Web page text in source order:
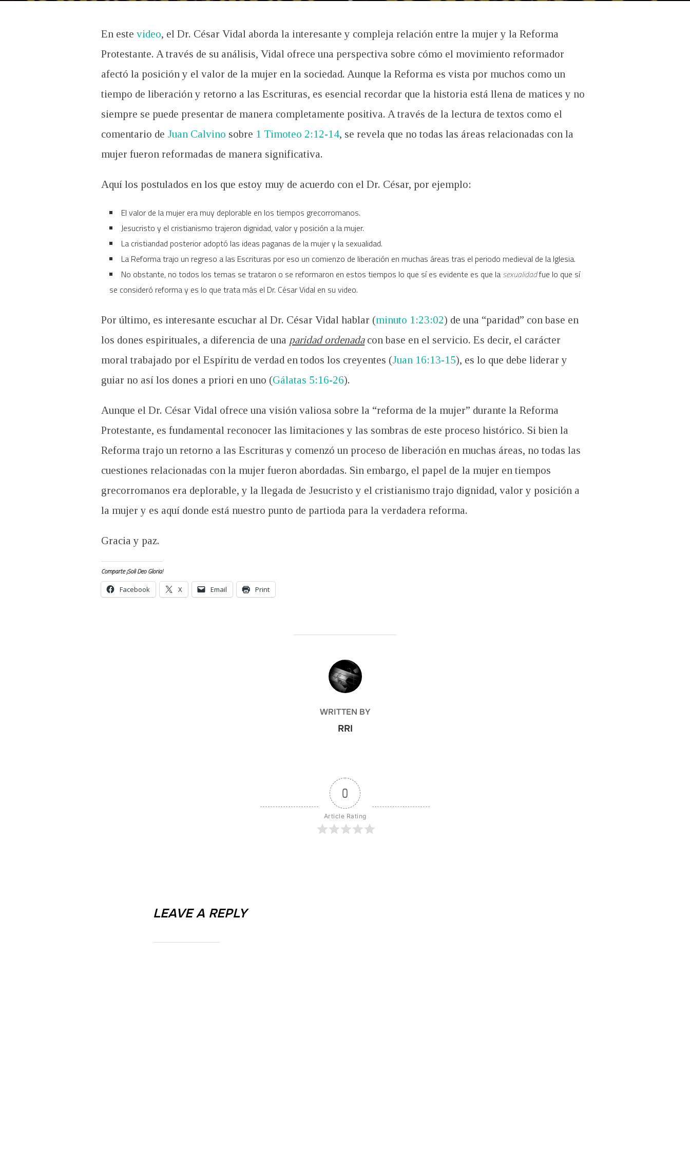
En este video, el Dr. César Vidal aborda la interesante y compleja relación entre la mujer y la Reforma
Protestante. A través de su análisis, Vidal ofrece una perspectiva sobre cómo el movimiento reformador
afectó la posición y el valor de la mujer en la sociedad. Aunque la Reforma es vista por muchos como un
tiempo de liberación y retorno a las Escrituras, es esencial recordar que la historia está llena de matices y no
siempre se puede presentar de manera completamente positiva. A través de la lectura de textos como el
comentario de Juan Calvino sobre 1 Timoteo 2:12-14, se revela que no todas las áreas relacionadas con la
mujer fueron reformadas de manera significativa.
Aquí los postulados en los que estoy muy de acuerdo con el Dr. César, por ejemplo:
El valor de la mujer era muy deplorable en los tiempos grecorromanos.
Jesucristo y el cristianismo trajeron dignidad, valor y posición a la mujer.
La cristiandad posterior adoptó las ideas paganas de la mujer y la sexualidad.
La Reforma trajo un regreso a las Escrituras por eso un comienzo de liberación en muchas áreas tras el periodo medieval de la Iglesia.
No obstante, no todos los temas se trataron o se reformaron en estos tiempos lo que sí es evidente es que la sexualidadfue lo que sí
se consideró reforma y es lo que trata más el Dr. César Vidal en su video.
Por último, es interesante escuchar al Dr. César Vidal hablar (minuto 1:23:02) de una “paridad” con base en
los dones espirituales, a diferencia de una paridad ordenadacon base en el servicio. Es decir, el carácter
moral trabajado por el Espíritu de verdad en todos los creyentes (Juan 16:13-15), es lo que debe liderar y
guiar no así los dones a priori en uno (Gálatas 5:16-26).
Aunque el Dr. César Vidal ofrece una visión valiosa sobre la “reforma de la mujer” durante la Reforma
Protestante, es fundamental reconocer las limitaciones y las sombras de este proceso histórico. Si bien la
Reforma trajo un retorno a las Escrituras y comenzó un proceso de liberación en muchas áreas, no todas las
cuestiones relacionadas con la mujer fueron abordadas. Sin embargo, el papel de la mujer en tiempos
grecorromanos era deplorable, y la llegada de Jesucristo y el cristianismo trajo dignidad, valor y posición a
la mujer y es aquí donde está nuestro punto de partioda para la verdadera reforma.
Gracia y paz.
Comparte ¡Soli Deo Gloria!
Facebook X Email Print
POST AUTHOR
WRITTEN BY
RRI
0
Article Rating
LEAVE A REPLY